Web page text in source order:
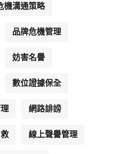
機溝通策略
品牌危機管理
妨害名譽
數位證據保全
網路誹謗
線上聲譽管理